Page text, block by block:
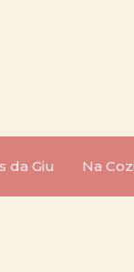
da Giu Na